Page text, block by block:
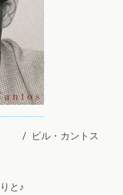
ル・カントス
と♪